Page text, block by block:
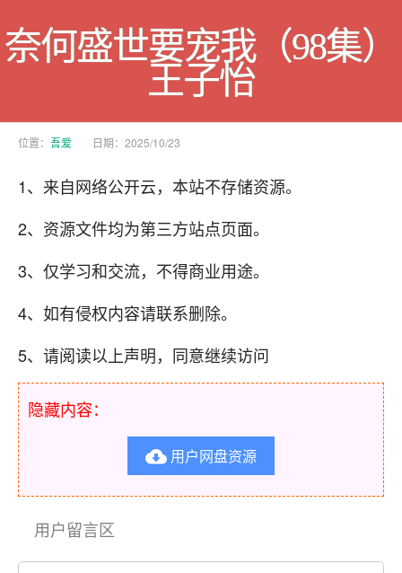
奈何盛世要宠我（98集）
王子怡
位置： 吾爱 日期：2025/10/23
1、来自网络公开云，本站不存储资源。
2、资源文件均为第三方站点页面。
3、仅学习和交流，不得商业用途。
4、如有侵权内容请联系删除。
5、请阅读以上声明，同意继续访问
隐藏内容：
 用户网盘资源
用户留言区